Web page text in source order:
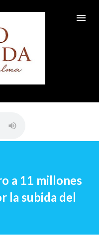
a 11 millones
la subida del